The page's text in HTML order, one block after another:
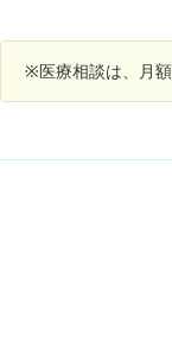
※医療相談は、月